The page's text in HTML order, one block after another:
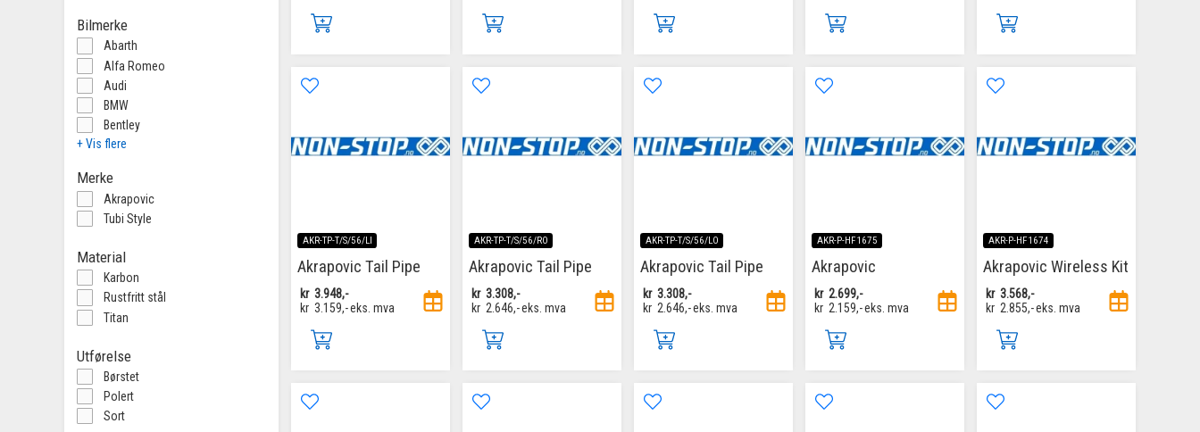
Bilmerke
Abarth
Alfa Romeo
Audi
BMW
Bentley
+ Vis flere
Merke
Akrapovic
Tubi Style
Material
Karbon
Rustfritt stål
Titan
Utførelse
Børstet
Polert
Sort
AKR-TP-T/S/56/LI
Akrapovic Tail Pipe
kr 3.948,-
kr 3.159,-eks. mva
AKR-TP-T/S/56/RO
Akrapovic Tail Pipe
kr 3.308,-
kr 2.646,-eks. mva
AKR-TP-T/S/56/LO
Akrapovic Tail Pipe
kr 3.308,-
kr 2.646,-eks. mva
AKR-P-HF1675
Akrapovic
kr 2.699,-
kr 2.159,-eks. mva
AKR-P-HF1674
Akrapovic Wireless Kit
kr 3.568,-
kr 2.855,-eks. mva